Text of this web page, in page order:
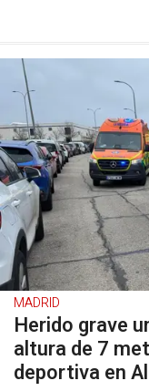
MADRID
Herido grave
altura de 7
deportiva en